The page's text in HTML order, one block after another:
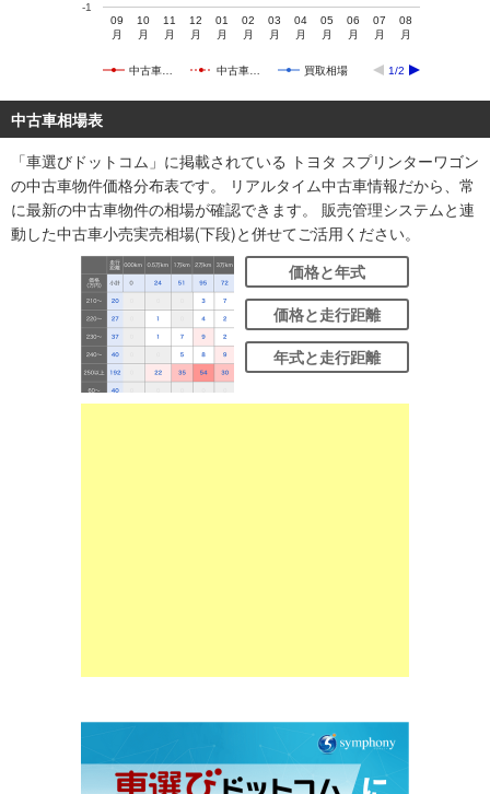
中古車… 中古車… 買取相場 1/2
09
月
10
月
11
月
12
月
01
月
02
月
03
月
04
月
05
月
06
月
07
月
08
月
-1
中古車相場表
「車選びドットコム」に掲載されている トヨタ スプリンターワゴン
の中古車物件価格分布表です。 リアルタイム中古車情報だから、常
に最新の中古車物件の相場が確認できます。 販売管理システムと連
動した中古車小売実売相場(下段)と併せてご活用ください。
価格と年式
価格と走行距離
年式と走行距離